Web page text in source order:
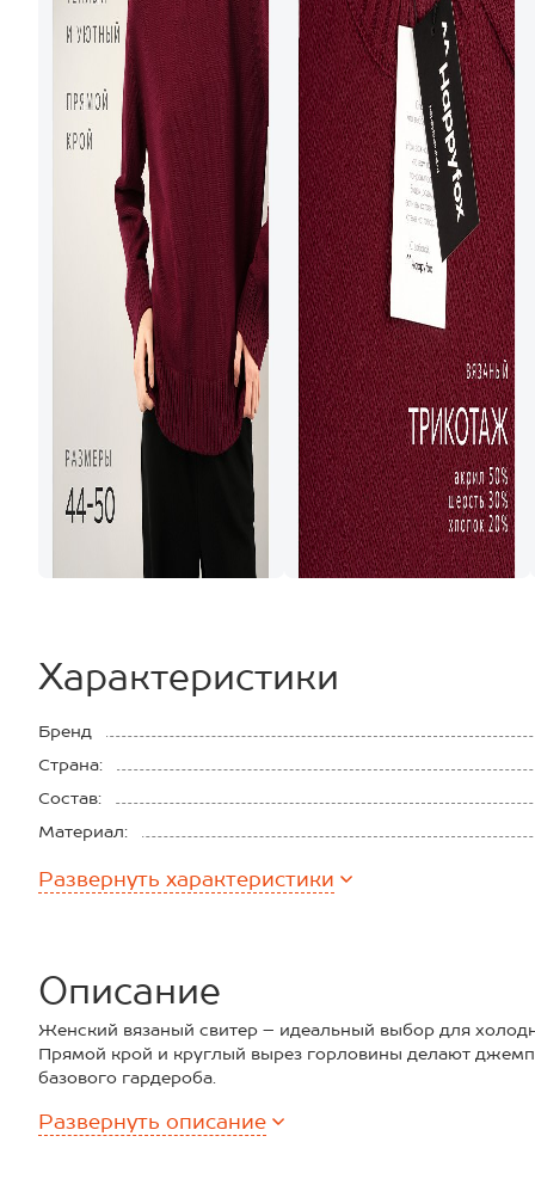
Характеристики
Бренд
Страна:
Состав:
Материал:
Развернуть характеристики
Описание
Женский вязаный свитер – идеальный выбор для
Прямой крой и круглый вырез горловины делают
базового гардероба.
— вязаный трикотаж мягкий, приятный к телу и
Развернуть описание